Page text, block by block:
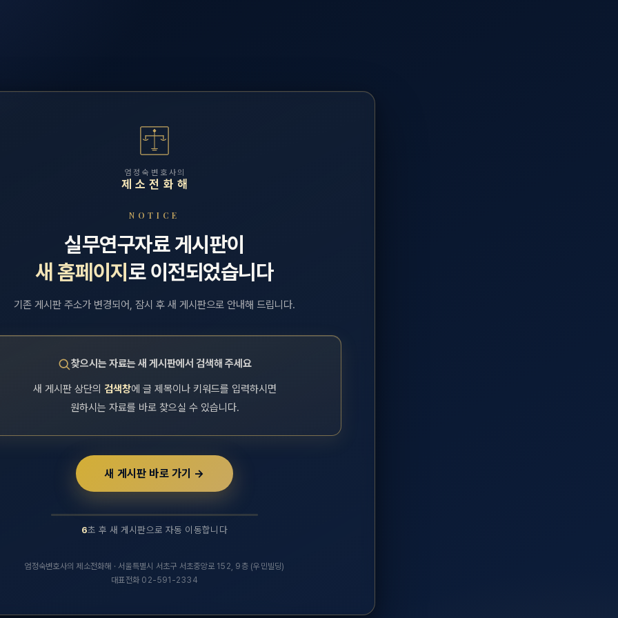
엄정숙변호사의
제소전화해
NOTICE
실무연구자료 게시판이
새 홈페이지 로 이전되었습니다
기존 게시판 주소가 변경되어, 잠시 후 새 게시판으로 안내해 드립니다.
찾으시는 자료는 새 게시판에서 검색해 주세요
새 게시판 상단의 검색창에 글 제목이나 키워드를 입력하시면
원하시는 자료를 바로 찾으실 수 있습니다.
새 게시판 바로 가기 →
6초 후 새 게시판으로 자동 이동합니다
엄정숙변호사의 제소전화해 · 서울특별시 서초구 서초중앙로 152, 9층 (우민빌딩)
대표전화 02-591-2334